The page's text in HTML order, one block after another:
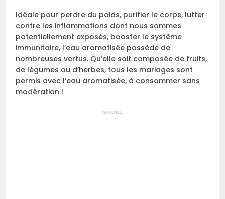
Idéale pour perdre du poids, purifier le corps, lutter
contre les inflammations dont nous sommes
potentiellement exposés, booster le système
immunitaire, l’eau aromatisée possède de
nombreuses vertus. Qu’elle soit composée de fruits,
de légumes ou d’herbes, tous les mariages sont
permis avec l’eau aromatisée, à consommer sans
modération !
ANNONCE